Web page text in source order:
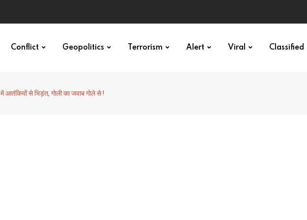
Conflict Geopolitics Terrorism Alert Viral Classified
आतंकियों से भिड़ंत, गोली का जवाब गोले से !